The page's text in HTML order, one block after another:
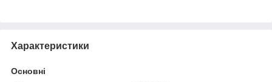
Характеристики
Основні